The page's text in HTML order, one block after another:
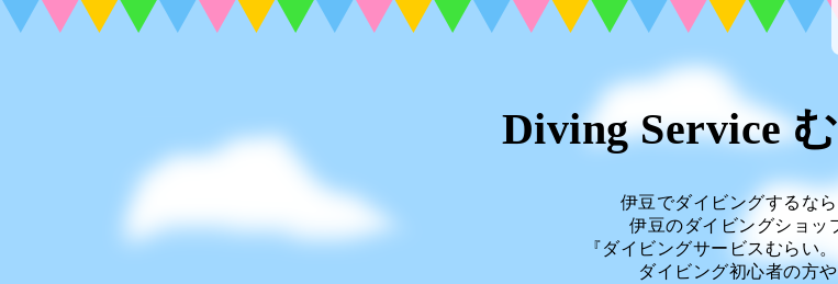
Diving Service む
伊豆でダイビングするなら
伊豆のダイビングショッ
『ダイビングサービスむらい。
ダイビング初心者の方や